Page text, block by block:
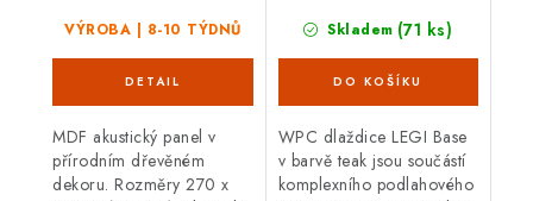
VÝROBA | 8-10 TÝDNŮ
MDF akustický panel v
přírodním dřevěném
dekoru. Rozměry 270 x
Skladem (71 ks)
WPC dlaždice LEGI Base
v barvě teak jsou součástí
komplexního podlahového